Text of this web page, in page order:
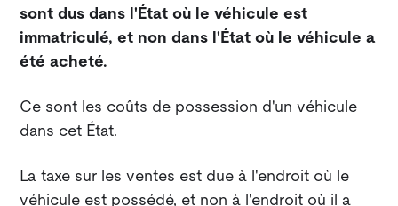
sont dus dans l'État où le véhicule est
immatriculé, et non dans l'État où le véhicule a
été acheté.
Ce sont les coûts de possession d'un véhicule
dans cet État.
La taxe sur les ventes est due à l'endroit où le
véhicule est possédé, et non à l'endroit où il a